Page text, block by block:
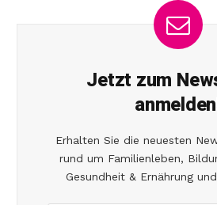
Jetzt zum
Erhalten Sie die neuesten
rund um Familienleben,
Gesundheit & Ernährung